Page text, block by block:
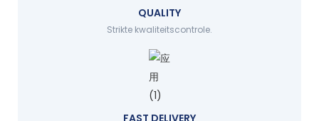
QUALITY
Strikte kwaliteitscontrole.
FAST DELIVERY